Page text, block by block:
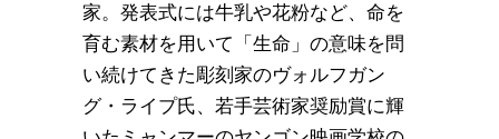
家。発表式には牛乳や花粉など、命を
育む素材を用いて「生命」の意味を問
い続けてきた彫刻家のヴォルフガン
グ・ライプ氏、若手芸術家奨励賞に輝